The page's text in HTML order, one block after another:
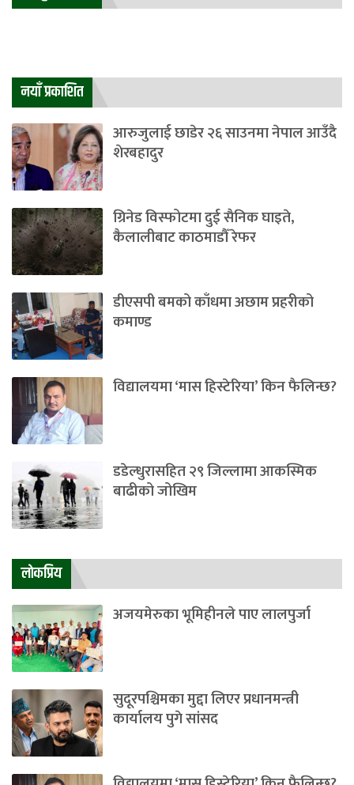
नयाँ प्रकाशित
आरुजुलाई छाडेर २६ साउनमा नेपाल आउँदै
शेरबहादुर
ग्रिनेड विस्फोटमा दुई सैनिक घाइते,
कैलालीबाट काठमाडौँ रेफर
डीएसपी बमको काँधमा अछाम प्रहरीको
कमाण्ड
विद्यालयमा ‘मास हिस्टेरिया’ किन फैलिन्छ?
डडेल्धुरासहित २९ जिल्लामा आकस्मिक
बाढीको जोखिम
लाेकप्रिय
अजयमेरुका भूमिहीनले पाए लालपुर्जा
सुदूरपश्चिमका मुद्दा लिएर प्रधानमन्त्री
कार्यालय पुगे सांसद